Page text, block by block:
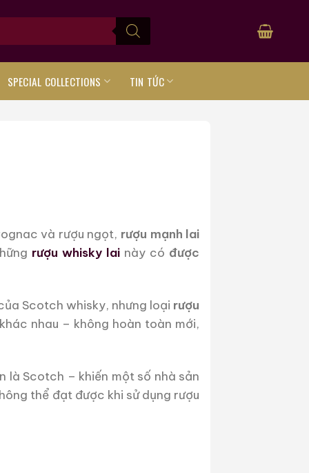
SPECIAL COLLECTIONS TIN TỨC
và rượu ngọt, rượu mạnh lai
rượu whisky lainày có được
Scotch whisky, nhưng loại rượu
nhau – không hoàn toàn mới,
là Scotch – khiến một số nhà sản
thể đạt được khi sử dụng rượu